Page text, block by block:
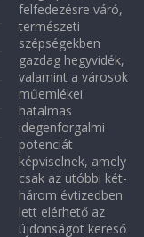
felfedezésre váró,
természeti
szépségekben
gazdag hegyvidék,
valamint a városok
műemlékei
hatalmas
idegenforgalmi
potenciát
képviselnek, amely
csak az utóbbi két-
három évtizedben
lett elérhető az
újdonságot kereső